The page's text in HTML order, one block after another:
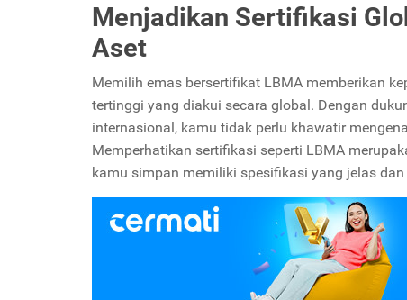
Menjadikan Sertifikasi
Aset
Memilih emas bersertifikat LBMA memberikan
tertinggi yang diakui secara global. Dengan
internasional, kamu tidak perlu khawatir
Memperhatikan sertifikasi seperti LBMA
kamu simpan memiliki spesifikasi yang jelas